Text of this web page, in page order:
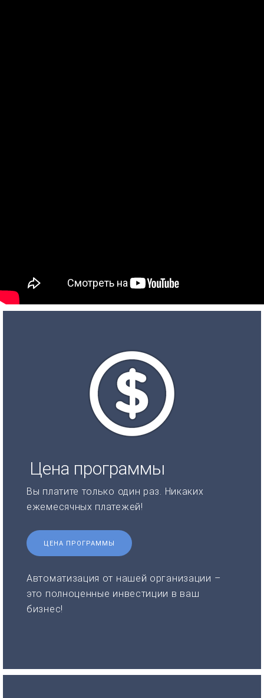
Цена программы
Вы платите только один раз. Никаких
ежемесячных платежей!
ЦЕНА ПРОГРАММЫ
Автоматизация от нашей организации –
это полноценные инвестиции в ваш
бизнес!